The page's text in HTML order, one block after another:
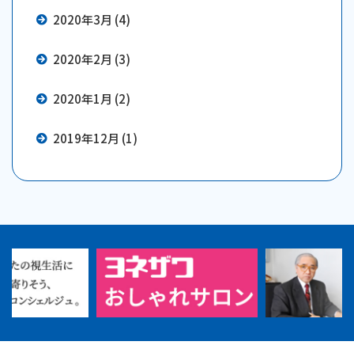
2020年3月 (4)
2020年2月 (3)
2020年1月 (2)
2019年12月 (1)